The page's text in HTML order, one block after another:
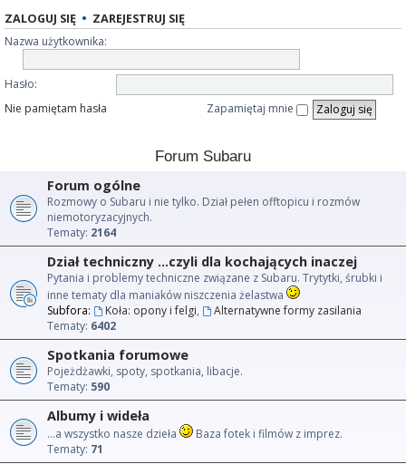
ZALOGUJ SIĘ • ZAREJESTRUJ SIĘ
Nazwa użytkownika:
Hasło:
Nie pamiętam hasła
Zapamiętaj mnie
Forum Subaru
Forum ogólne
Rozmowy o Subaru i nie tylko. Dział pełen offtopicu i rozmów
niemotoryzacyjnych.
Tematy: 2164
Dział techniczny ...czyli dla kochających inaczej
Pytania i problemy techniczne związane z Subaru. Trytytki, śrubki i
inne tematy dla maniaków niszczenia żelastwa
Subfora:
Koła: opony i felgi,
Alternatywne formy zasilania
Tematy: 6402
Spotkania forumowe
Pojeżdżawki, spoty, spotkania, libacje.
Tematy: 590
Albumy i wideła
...a wszystko nasze dzieła
Baza fotek i filmów z imprez.
Tematy: 71